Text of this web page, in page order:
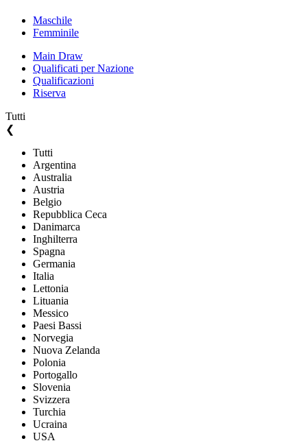
Maschile
Femminile
Main Draw
Qualificati per Nazione
Qualificazioni
Riserva
Tutti
❮
Tutti
Argentina
Australia
Austria
Belgio
Repubblica Ceca
Danimarca
Inghilterra
Spagna
Germania
Italia
Lettonia
Lituania
Messico
Paesi Bassi
Norvegia
Nuova Zelanda
Polonia
Portogallo
Slovenia
Svizzera
Turchia
Ucraina
USA